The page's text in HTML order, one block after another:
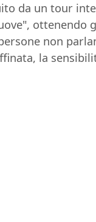
da un tour
non
la